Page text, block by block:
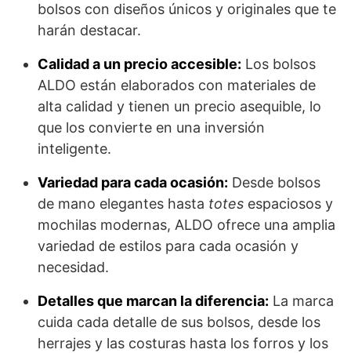
bolsos con diseños únicos y originales que te
harán destacar.
Calidad a un precio accesible: Los bolsos
ALDO están elaborados con materiales de
alta calidad y tienen un precio asequible, lo
que los convierte en una inversión
inteligente.
Variedad para cada ocasión: Desde bolsos
de mano elegantes hasta totes espaciosos y
mochilas modernas, ALDO ofrece una amplia
variedad de estilos para cada ocasión y
necesidad.
Detalles que marcan la diferencia: La marca
cuida cada detalle de sus bolsos, desde los
herrajes y las costuras hasta los forros y los